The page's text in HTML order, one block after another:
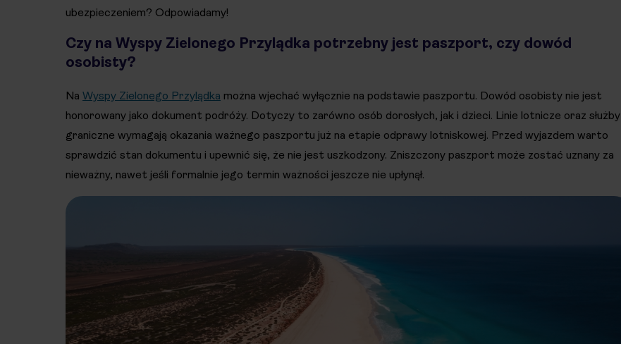
ubezpieczeniem? Odpowiadamy!
Czy na Wyspy Zielonego Przylądka potrzebny jest paszport, czy dowód
osobisty?
Na Wyspy Zielonego Przylądka można wjechać wyłącznie na podstawie paszportu. Dowód osobisty nie jest
honorowany jako dokument podróży. Dotyczy to zarówno osób dorosłych, jak i dzieci. Linie lotnicze oraz służby
graniczne wymagają okazania ważnego paszportu już na etapie odprawy lotniskowej. Przed wyjazdem warto
sprawdzić stan dokumentu i upewnić się, że nie jest uszkodzony. Zniszczony paszport może zostać uznany za
nieważny, nawet jeśli formalnie jego termin ważności jeszcze nie upłynął.